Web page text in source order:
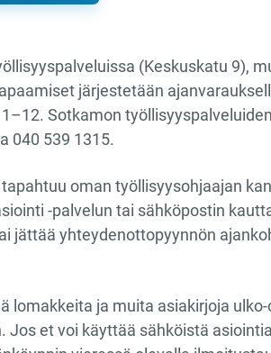
(Keskuskatu 9),
järjestetään
Sotkamon
040 539 1315.
oman työllisyysohjaajan
-palvelun tai sähköpostin
jättää yhteydenottopyynnön
lomakkeita ja muita asiakirjoja
Jos et voi käyttää sähköistä